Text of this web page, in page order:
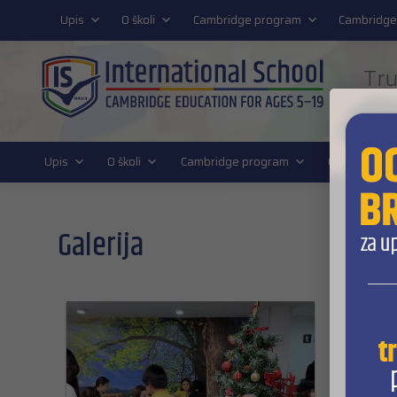
011 4011 220
Upis O školi Cambridge program Cambridge
Galerija
Upis O školi Cambridge program